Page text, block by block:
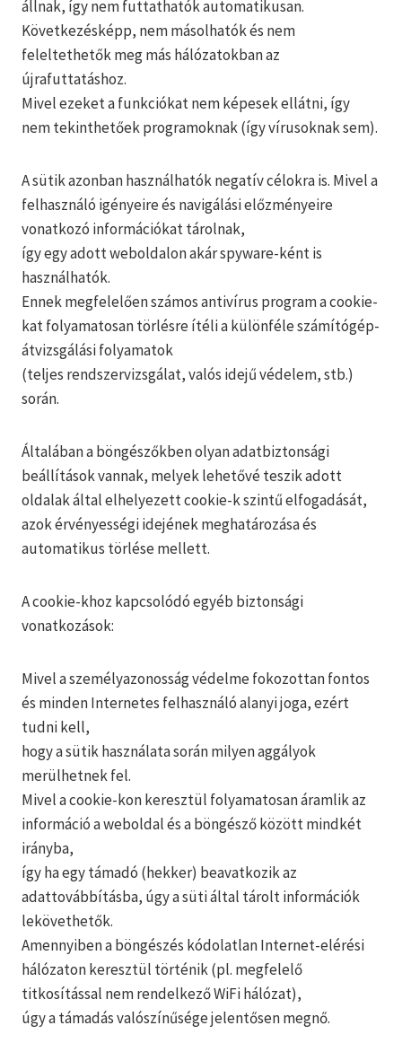
állnak, így nem futtathatók automatikusan.
Következésképp, nem másolhatók és nem
feleltethetők meg más hálózatokban az
újrafuttatáshoz.
Mivel ezeket a funkciókat nem képesek ellátni, így
nem tekinthetőek programoknak (így vírusoknak sem).
A sütik azonban használhatók negatív célokra is. Mivel a
felhasználó igényeire és navigálási előzményeire
vonatkozó információkat tárolnak,
így egy adott weboldalon akár spyware-ként is
használhatók.
Ennek megfelelően számos antivírus program a cookie-
kat folyamatosan törlésre ítéli a különféle számítógép-
átvizsgálási folyamatok
(teljes rendszervizsgálat, valós idejű védelem, stb.)
során.
Általában a böngészőkben olyan adatbiztonsági
beállítások vannak, melyek lehetővé teszik adott
oldalak által elhelyezett cookie-k szintű elfogadását,
azok érvényességi idejének meghatározása és
automatikus törlése mellett.
A cookie-khoz kapcsolódó egyéb biztonsági
vonatkozások:
Mivel a személyazonosság védelme fokozottan fontos
és minden Internetes felhasználó alanyi joga, ezért
tudni kell,
hogy a sütik használata során milyen aggályok
merülhetnek fel.
Mivel a cookie-kon keresztül folyamatosan áramlik az
információ a weboldal és a böngésző között mindkét
irányba,
így ha egy támadó (hekker) beavatkozik az
adattovábbításba, úgy a süti által tárolt információk
lekövethetők.
Amennyiben a böngészés kódolatlan Internet-elérési
hálózaton keresztül történik (pl. megfelelő
titkosítással nem rendelkező WiFi hálózat),
úgy a támadás valószínűsége jelentősen megnő.